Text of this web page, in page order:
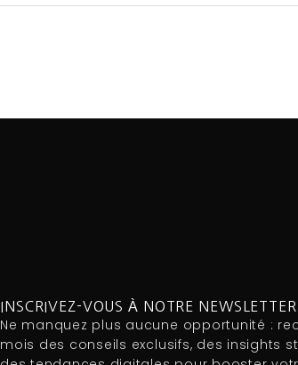
INSCRIVEZ-VOUS À NOTRE NEWSLETTER
Ne manquez plus aucune opportunité :
mois des conseils exclusifs, des insights